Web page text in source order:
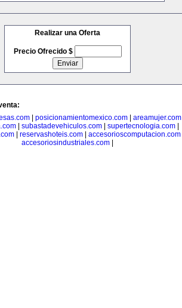
Realizar una Oferta
Precio Ofrecido $
posicionamientomexico.com areamujer.com
| subastadevehiculos.com| supertecnologia.com|
reservashoteis.com accesorioscomputacion.com
accesoriosindustriales.com